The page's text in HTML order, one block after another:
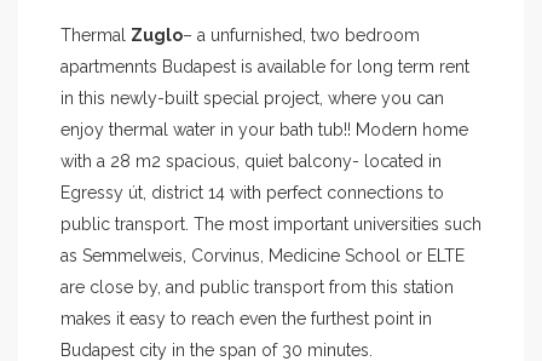
Thermal Zuglo– a unfurnished, two bedroom
apartmennts Budapest is available for long term rent
in this newly-built special project, where you can
enjoy thermal water in your bath tub!! Modern home
with a 28 m2 spacious, quiet balcony- located in
Egressy út, district 14 with perfect connections to
public transport. The most important universities such
as Semmelweis, Corvinus, Medicine School or ELTE
are close by, and public transport from this station
makes it easy to reach even the furthest point in
Budapest city in the span of 30 minutes.